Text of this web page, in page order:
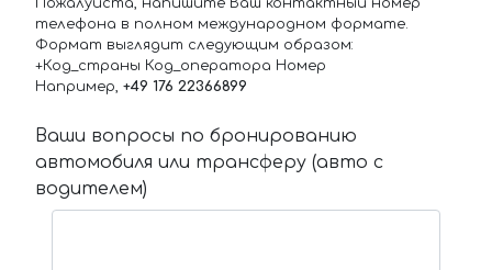
телефона в полном международном формате.
Формат выглядит следующим образом:
+Код_страны Код_оператора Номер
Например, +49 176 22366899
Ваши вопросы по бронированию
автомобиля или трансферу (авто с
водителем)